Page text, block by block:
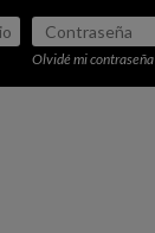
Olvidé mi contraseña